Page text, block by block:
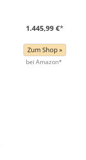
1.445,99 €*
Zum Shop »
bei Amazon*